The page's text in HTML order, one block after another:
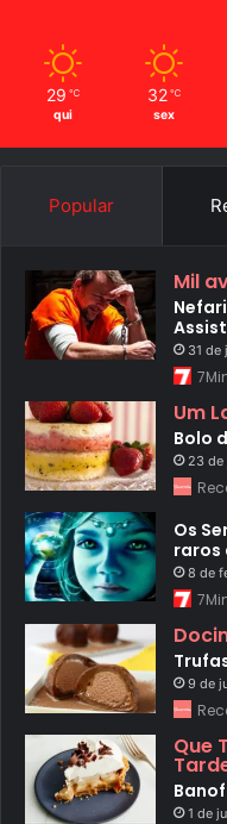
29 ℃
qui
32 ℃
sex
Popular
Mil
31 de
Um
Bolo
23 de
Os
raros
8 de
9 de
Que
1 de